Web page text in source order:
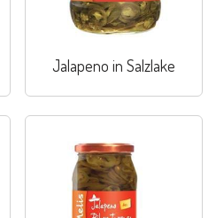
Jalapeno in Salzlake